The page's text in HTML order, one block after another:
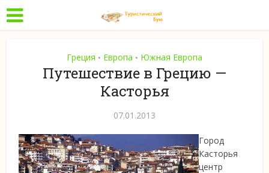
Греция • Европа • Южная Европа
Путешествие в Грецию —
Касторья
07.01.2013
Город
Касторья
центр